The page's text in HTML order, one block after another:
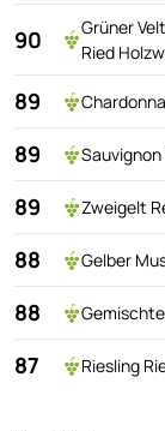
90
Grüner
Ried
89
89
89 Zweigelt
88 Gelber
88
87 Riesling